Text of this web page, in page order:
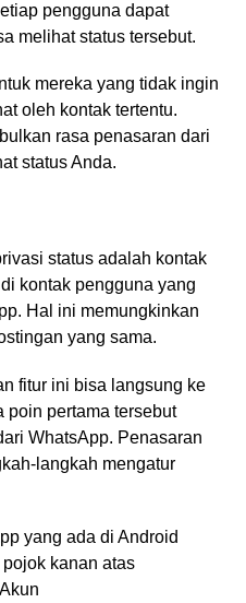
pengguna dapat
melihat status tersebut.
mereka yang tidak ingin
oleh kontak tertentu.
rasa penasaran dari
status Anda.
status adalah kontak
kontak pengguna yang
Hal ini memungkinkan
yang sama.
fitur ini bisa langsung ke
poin pertama tersebut
WhatsApp. Penasaran
langkah mengatur
yang ada di Android
kanan atas